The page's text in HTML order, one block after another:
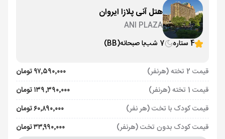
هتل آنی پلازا ایروان
ANI PLAZA
4 ستاره
7 شب با صبحانه(BB)
قیمت 2 تخته (هرنفر)
۹۷٬۵۹۰٬۰۰۰ تومان
قیمت 1 تخته (هرنفر)
۱۳۹٬۳۹۰٬۰۰۰ تومان
قیمت کودک با تخت (هر نفر)
۶۰٬۸۹۰٬۰۰۰ تومان
قیمت کودک بدون تخت (هرنفر)
۳۳٬۹۹۰٬۰۰۰ تومان